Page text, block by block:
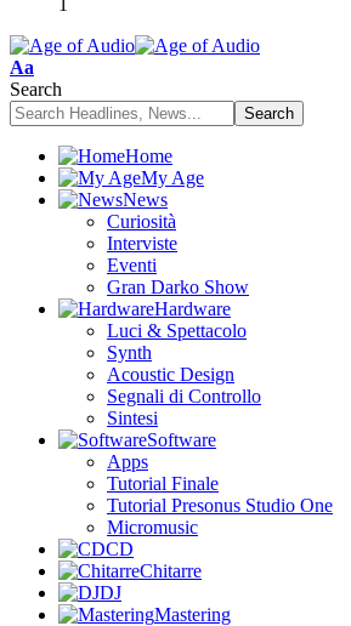
Font
Resizer
Aa
Search
Home
My Age
News
Curiosità
Interviste
Eventi
Gran Darko Show
Hardware
Luci & Spettacolo
Synth
Acoustic Design
Segnali di Controllo
Sintesi
Software
Apps
Tutorial Finale
Tutorial Presonus Studio One
Micromusic
CD
Chitarre
DJ
Mastering